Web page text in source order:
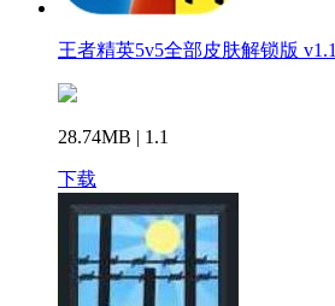
王者精英5v5全部皮肤解锁版 v1.1
28.74MB | 1.1
下载